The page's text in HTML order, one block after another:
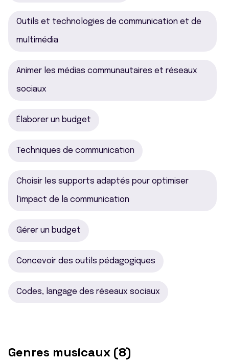
Outils et technologies de communication et de
multimédia
Animer les médias communautaires et réseaux
sociaux
Élaborer un budget
Techniques de communication
Choisir les supports adaptés pour optimiser
l'impact de la communication
Gérer un budget
Concevoir des outils pédagogiques
Codes, langage des réseaux sociaux
Genres musicaux (8)